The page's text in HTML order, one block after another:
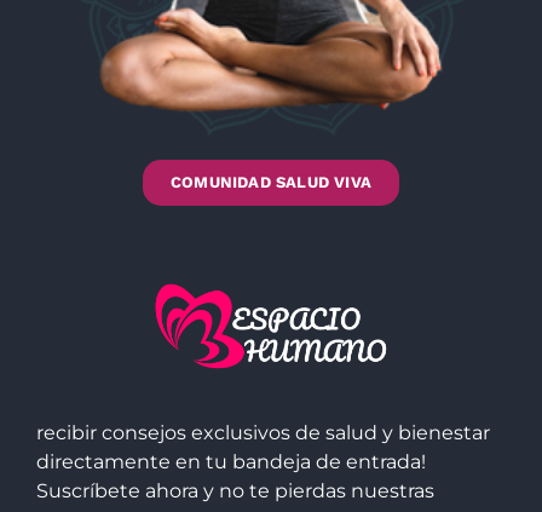
COMUNIDAD SALUD VIVA
recibir consejos exclusivos de salud y bienestar
directamente en tu bandeja de entrada!
Suscríbete ahora y no te pierdas nuestras